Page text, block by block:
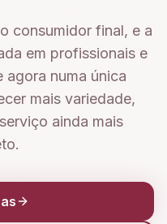
consumidor final, e a
em profissionais e
agora numa única
mais variedade,
ainda mais